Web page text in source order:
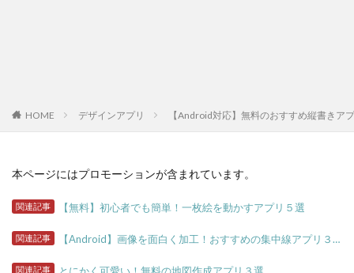
HOME デザインアプリ 【Android対応】無料のおすすめ縦書きア
本ページにはプロモーションが含まれています。
関連記事 【無料】初心者でも簡単！一枚絵を動かすアプリ５選
関連記事 【Android】画像を面白く加工！おすすめの集中線アプリ３選
関連記事